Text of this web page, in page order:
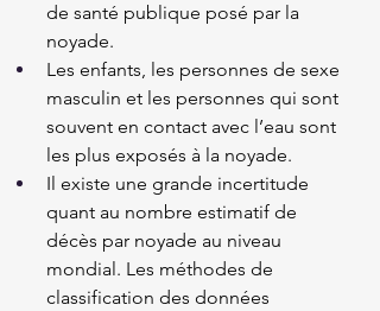
de santé publique posé par la
noyade.
Les enfants, les personnes de sexe
masculin et les personnes qui sont
souvent en contact avec l’eau sont
les plus exposés à la noyade.
Il existe une grande incertitude
quant au nombre estimatif de
décès par noyade au niveau
mondial. Les méthodes de
classification des données